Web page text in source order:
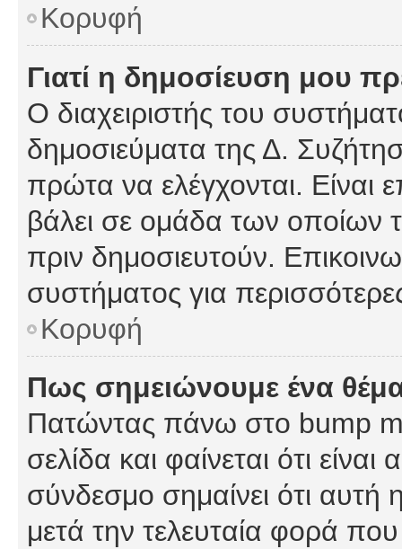
Κορυφή
Γιατί η δημοσίευση μου
Ο διαχειριστής του
δημοσιεύματα της Δ.
πρώτα να ελέγχονται. Είναι
βάλει σε ομάδα των οποίων
πριν δημοσιευτούν.
συστήματος για
Κορυφή
Πως σημειώνουμε ένα
Πατώντας πάνω στο bump
σελίδα και φαίνεται ότι
σύνδεσμο σημαίνει ότι αυτή
μετά την τελευταία φορά που